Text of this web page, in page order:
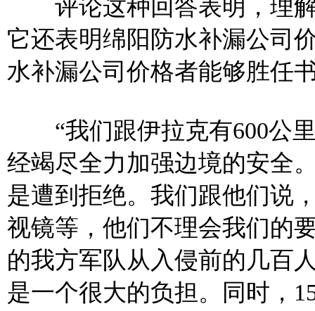
评论这种回答表明，理解
它还表明绵阳防水补漏公司
水补漏公司价格者能够胜任
“我们跟伊拉克有600公里
经竭尽全力加强边境的安全
是遭到拒绝。我们跟他们说
视镜等，他们不理会我们的
的我方军队从入侵前的几百
是一个很大的负担。同时，